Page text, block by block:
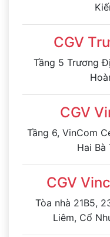
CGV
Tầng 5 Trương
CGV
Tầng 6, VinCom
Hai Bà
CGV
Tòa nhà 21B5,
Liêm, Cổ